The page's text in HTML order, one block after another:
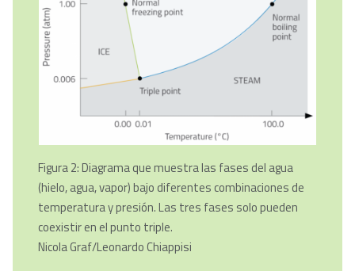
Figura 2: Diagrama que muestra las fases del agua
(hielo, agua, vapor) bajo diferentes combinaciones de
temperatura y presión. Las tres fases solo pueden
coexistir en el punto triple.
Nicola Graf/Leonardo Chiappisi